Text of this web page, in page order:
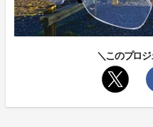
＼このプロ